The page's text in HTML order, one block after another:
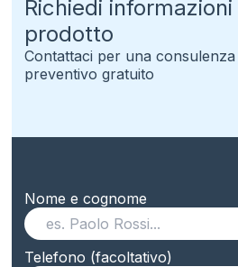
Richiedi
prodotto
Contattaci per una
preventivo gratuito
Nome e cognome
Telefono (facoltativo)